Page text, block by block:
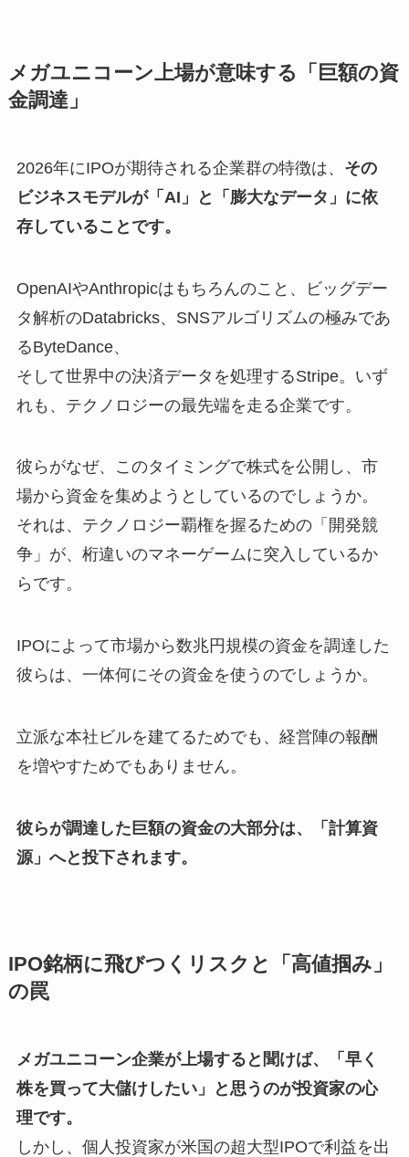
メガユニコーン上場が意味する「巨額の資
金調達」
2026年にIPOが期待される企業群の特徴は、 その
ビジネスモデルが「AI」と「膨大なデータ」に依
存していることです。
OpenAIやAnthropicはもちろんのこと、ビッグデー
タ解析のDatabricks、SNSアルゴリズムの極みであ
るByteDance、
そして世界中の決済データを処理するStripe。いず
れも、テクノロジーの最先端を走る企業です。
彼らがなぜ、このタイミングで株式を公開し、市
場から資金を集めようとしているのでしょうか。
それは、テクノロジー覇権を握るための「開発競
争」が、桁違いのマネーゲームに突入しているか
らです。
IPOによって市場から数兆円規模の資金を調達した
彼らは、一体何にその資金を使うのでしょうか。
立派な本社ビルを建てるためでも、経営陣の報酬
を増やすためでもありません。
彼らが調達した巨額の資金の大部分は、「計算資
源」へと投下されます。
IPO銘柄に飛びつくリスクと「高値掴み」
の罠
メガユニコーン企業が上場すると聞けば、「早く
株を買って大儲けしたい」と思うのが投資家の心
理です。
しかし、個人投資家が米国の超大型IPOで利益を出